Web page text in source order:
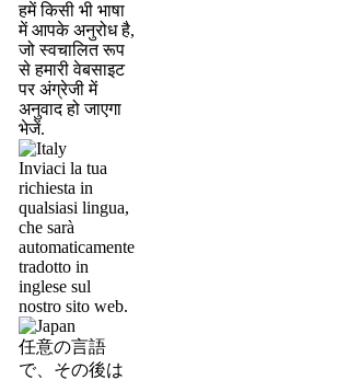
हमें किसी भी भाषा
में आपके अनुरोध है,
जो स्वचालित रूप
से हमारी वेबसाइट
पर अंग्रेजी में
अनुवाद हो जाएगा
भेजें.
Inviaci la tua
richiesta in
qualsiasi lingua,
che sarà
automaticamente
tradotto in
inglese sul
nostro sito web.
任意の言語
で、その後は